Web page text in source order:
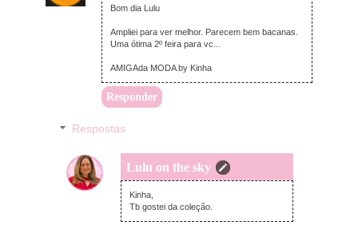
Bom dia Lulu
Ampliei para ver melhor. Parecem bem bacanas.
Uma ótima 2º feira para vc...
AMIGAda MODA by Kinha
Responder
Respostas
Lulu on the sky
segunda-feira, fevereiro 18, 2013
Kinha,
Tb gostei da coleção.